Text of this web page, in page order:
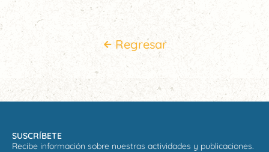
Regresar
SUSCRÍBETE
Recibe información sobre nuestras actividades y publicaciones.